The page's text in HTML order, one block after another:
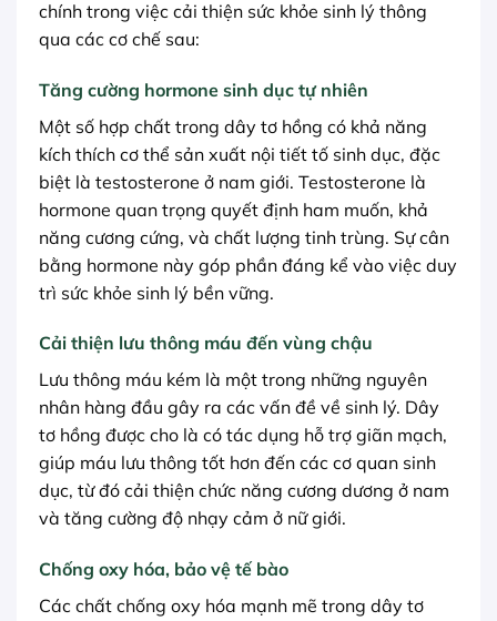
chính trong việc cải thiện sức khỏe sinh lý thông
qua các cơ chế sau:
Tăng cường hormone sinh dục tự nhiên
Một số hợp chất trong dây tơ hồng có khả năng
kích thích cơ thể sản xuất nội tiết tố sinh dục, đặc
biệt là testosterone ở nam giới. Testosterone là
hormone quan trọng quyết định ham muốn, khả
năng cương cứng, và chất lượng tinh trùng. Sự cân
bằng hormone này góp phần đáng kể vào việc duy
trì sức khỏe sinh lý bền vững.
Cải thiện lưu thông máu đến vùng chậu
Lưu thông máu kém là một trong những nguyên
nhân hàng đầu gây ra các vấn đề về sinh lý. Dây
tơ hồng được cho là có tác dụng hỗ trợ giãn mạch,
giúp máu lưu thông tốt hơn đến các cơ quan sinh
dục, từ đó cải thiện chức năng cương dương ở nam
và tăng cường độ nhạy cảm ở nữ giới.
Chống oxy hóa, bảo vệ tế bào
Các chất chống oxy hóa mạnh mẽ trong dây tơ